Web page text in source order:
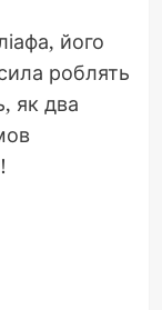
його
роблять
як два